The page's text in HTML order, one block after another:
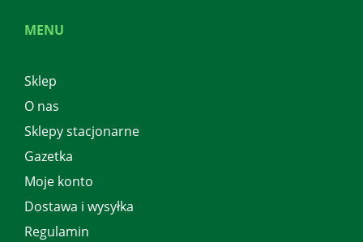
MENU
Sklep
O nas
Sklepy stacjonarne
Gazetka
Moje konto
Dostawa i wysyłka
Regulamin